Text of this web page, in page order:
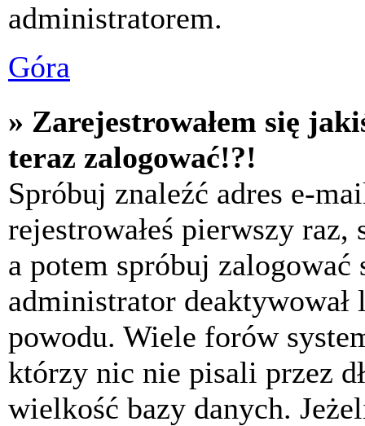
administratorem.
Góra
» Zarejestrowałem się
teraz zalogować!?!
Spróbuj znaleźć adres e-
rejestrowałeś pierwszy
a potem spróbuj
administrator deaktywował
powodu. Wiele forów
którzy nic nie pisali przez
wielkość bazy danych.